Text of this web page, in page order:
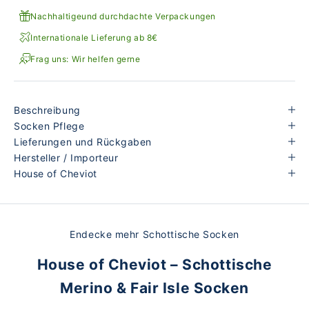
Nachhaltigeund durchdachte Verpackungen
Internationale Lieferung ab 8€
Frag uns: Wir helfen gerne
Beschreibung
Socken Pflege
Lieferungen und Rückgaben
Hersteller / Importeur
House of Cheviot
Endecke mehr Schottische Socken
House of Cheviot – Schottische
Merino & Fair Isle Socken